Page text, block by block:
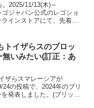
2025/11/13(木)～
ゴジャパン公式のレゴショ
ラインストアにて、先着で
1036...
トイザらスのブロッ
無いみたい(訂正：あ
ザらスマレーシアが
24の投稿で、2024年のブリ
発表しました。(ブリック